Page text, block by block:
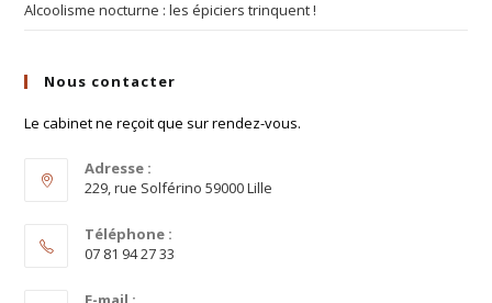
Alcoolisme nocturne : les épiciers trinquent !
Nous contacter
Le cabinet ne reçoit que sur rendez-vous.
Adresse :
229, rue Solférino 59000 Lille
Téléphone :
07 81 94 27 33